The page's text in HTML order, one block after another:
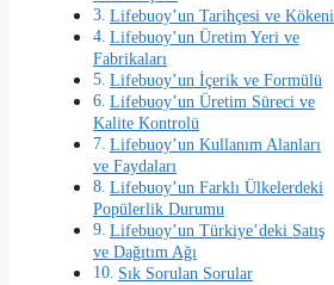
Lifebuoy’un Tarihçesi ve Kökeni
Lifebuoy’un Üretim Yeri ve
Fabrikaları
Lifebuoy’un İçerik ve Formülü
Lifebuoy’un Üretim Süreci ve
Kalite Kontrolü
Lifebuoy’un Kullanım Alanları
ve Faydaları
Lifebuoy’un Farklı Ülkelerdeki
Popülerlik Durumu
Lifebuoy’un Türkiye’deki Satış
ve Dağıtım Ağı
Sık Sorulan Sorular